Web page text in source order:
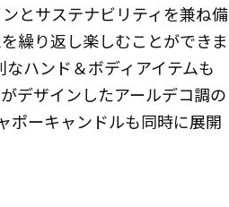
とサステナビリティを兼ね備
繰り返し楽しむことができま
ハンド＆ボディアイテムも
デザインしたアールデコ調の
ポーキャンドルも同時に展開